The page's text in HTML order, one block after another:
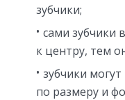
зубчики;
сами зубчики
к центру, тем
зубчики
по размеру и